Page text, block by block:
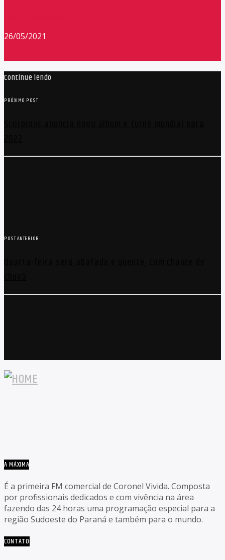
26/05/2021
Continue lendo
PRÓXIMO POST
POST ANTERIOR
A MÁXIMA
É a primeira FM comercial de Coronel Vivida. Composta
por profissionais dedicados e com vivência na área
fazendo das 24 horas uma programação especial para a
região Sudoeste do Paraná e também para o mundo.
CONTATO